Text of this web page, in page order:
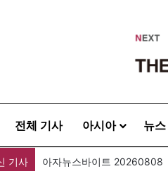
전체 기사 아시아 뉴스
기사 아자뉴스바이트 20260808